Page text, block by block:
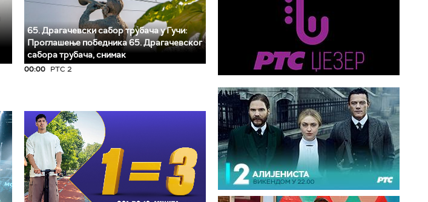
65. Драгачевски сабор трубача у Гучи:
Проглашење победника 65. Драгачевског
сабора трубача, снимак
00:00 РТС 2